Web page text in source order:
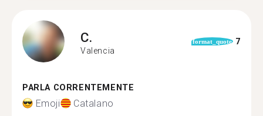
C.
Valencia
format_quote 7
PARLA CORRENTEMENTE
Emoji Catalano